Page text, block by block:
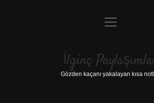
Anasayfa
Yasal Uyarı
menüyü
İlginç
Gözden kaçanı yakalayan kısa